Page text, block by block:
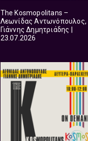
The Kosmopolitans –
Λεωνίδας Αντωνόπουλος,
Γιάννης Δημητριάδης |
23.07.2026